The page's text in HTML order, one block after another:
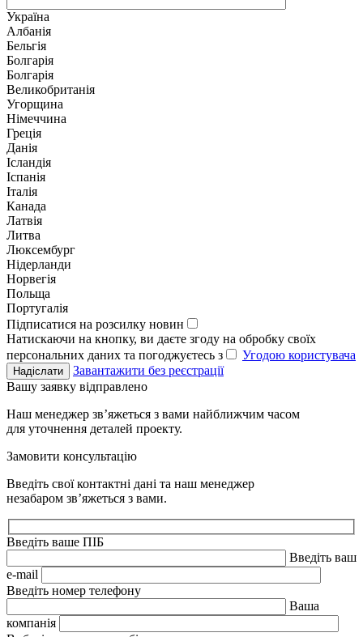
Україна
Албанія
Бельгія
Болгарія
Болгарія
Великобританія
Угорщина
Німеччина
Греція
Данія
Ісландія
Іспанія
Італія
Канада
Латвія
Литва
Люксембург
Нідерланди
Норвегія
Польща
Португалія
Підписатися на розсилку новин
Натискаючи на кнопку, ви даєте згоду на обробку своїх
персональних даних та погоджуєтесь з
Угодою користувача
Надіслати
Завантажити без реєстрації
Вашу заявку відправлено
Наш менеджер зв’яжеться з вами найближчим часом
для уточнення деталей проекту.
Замовити консультацію
Введіть свої контактні дані та наш менеджер
незабаром зв’яжеться з вами.
Введіть ваше ПІБ
Введіть ваш
e-mail
Введіть номер телефону
Ваша
компанія